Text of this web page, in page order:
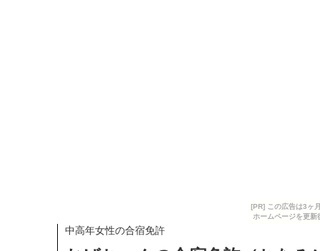
[PR] この広告は3ヶ
ホームページを更
中高年女性の合宿免許